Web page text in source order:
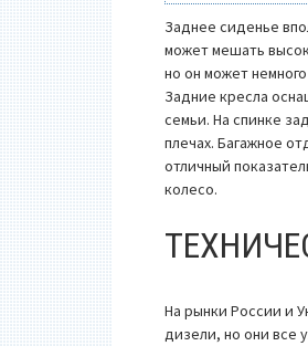
Заднее сиденье
может мешать
но он может
Задние кресла
семьи. На спинке
плечах. Багажное
отличный
колесо.
На рынки России и
дизели, но они все